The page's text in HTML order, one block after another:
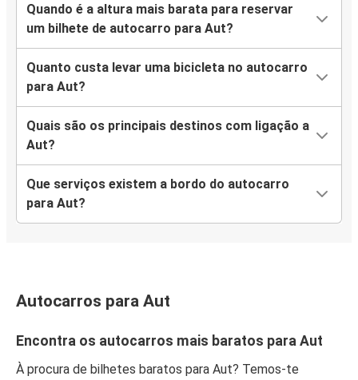
Quando é a altura mais barata para reservar
um bilhete de autocarro para Aut?
Quanto custa levar uma bicicleta no autocarro
para Aut?
Quais são os principais destinos com ligação a
Aut?
Que serviços existem a bordo do autocarro
para Aut?
Autocarros para Aut
Encontra os autocarros mais baratos para Aut
À procura de bilhetes baratos para Aut? Temos-te